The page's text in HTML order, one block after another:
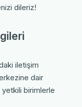
dileriz!
iletişim
dair
birimlerle